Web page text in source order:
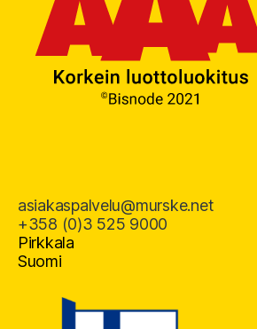
asiakaspalvelu@murske.net
+358 (0)3 525 9000
Pirkkala
Suomi